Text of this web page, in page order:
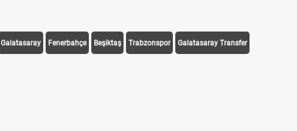
Galatasaray Fenerbahçe Beşiktaş Trabzonspor Galatasaray Transfer